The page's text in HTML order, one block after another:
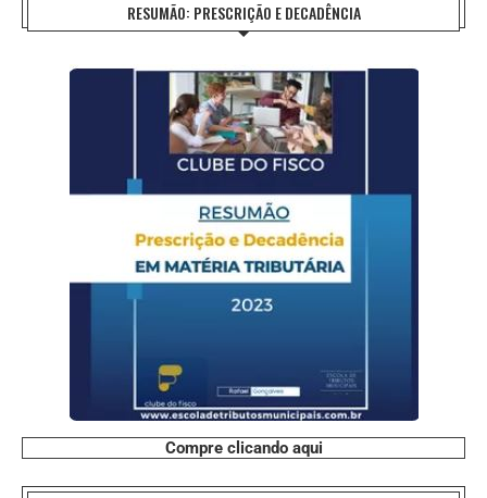
RESUMÃO: PRESCRIÇÃO E DECADÊNCIA
Compre clicando aqui